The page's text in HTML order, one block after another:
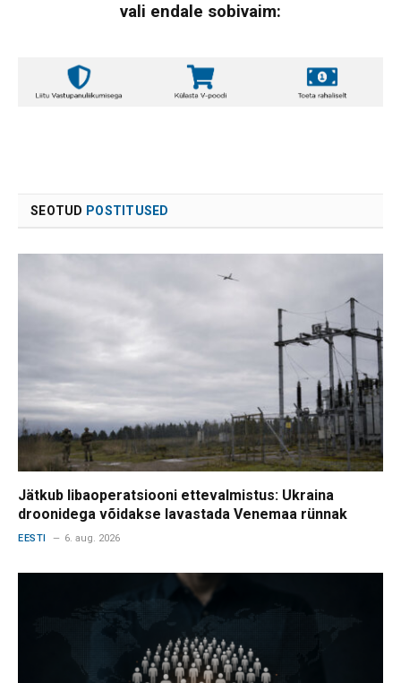
vali endale sobivaim:
SEOTUD POSTITUSED
Jätkub libaoperatsiooni ettevalmistus: Ukraina
droonidega võidakse lavastada Venemaa rünnak
EESTI 6. aug. 2026